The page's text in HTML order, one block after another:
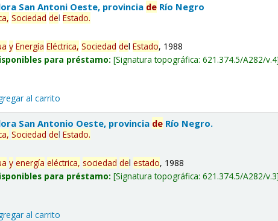
San Antoni Oeste, provincia de Río Negro
Sociedad delEstado.
y Energía Eléctrica, Sociedad delEstado, 1988
para préstamo: Signatura topográfica:621.374.5/A282/v.4
al carrito
San Antonio Oeste, provincia de Río Negro.
Sociedad delEstado.
y energía eléctrica, sociedad delestado, 1988
para préstamo: Signatura topográfica:621.374.5/A282/v.3
al carrito